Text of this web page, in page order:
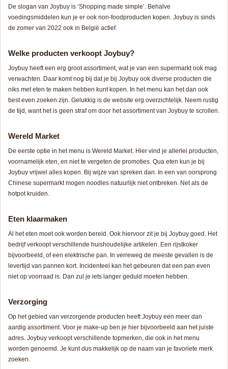
De slogan van Joybuy is ‘Shopping made simple’. Behalve
voedingsmiddelen kun je er ook non-foodproducten kopen. Joybuy is sinds
de zomer van 2022 ook in België actief.
Welke producten verkoopt Joybuy?
Joybuy heeft een erg groot assortiment, wat je van een supermarkt ook mag
verwachten. Daar komt nog bij dat je bij Joybuy ook diverse producten die
niks met eten te maken hebben kunt kopen. In het menu kan het dan ook
best even zoeken zijn. Gelukkig is de website erg overzichtelijk. Neem rustig
de tijd, want het is geen straf om door het assortiment van Joybuy te scrollen.
Wereld Market
De eerste optie in het menu is Wereld Market. Hier vind je allerlei producten,
voornamelijk eten, en niet te vergeten de promoties. Qua eten kun je bij
Joybuy vrijwel alles kopen. Bij wijze van spreken dan. In een van oorsprong
Chinese supermarkt mogen noodles natuurlijk niet ontbreken. Net als de
hotpot kruiden.
Eten klaarmaken
Al het eten moet ook worden bereid. Ook hiervoor zit je bij Joybuy goed. Het
bedrijf verkoopt verschillende huishoudelijke artikelen. Een rijstkoker
bijvoorbeeld, of een elektrische pan. In verreweg de meeste gevallen is de
levertijd van pannen kort. Incidenteel kan het gebeuren dat een pan even
niet op voorraad is. Dan zul je iets langer geduld moeten hebben.
Verzorging
Op het gebied van verzorgende producten heeft Joybuy een meer dan
aardig assortiment. Voor je make-up ben je hier bijvoorbeeld aan het juiste
adres. Joybuy verkoopt verschillende topmerken, die ook in het menu
worden genoemd. Je kunt dus makkelijk op de naam van je favoriete merk
zoeken.